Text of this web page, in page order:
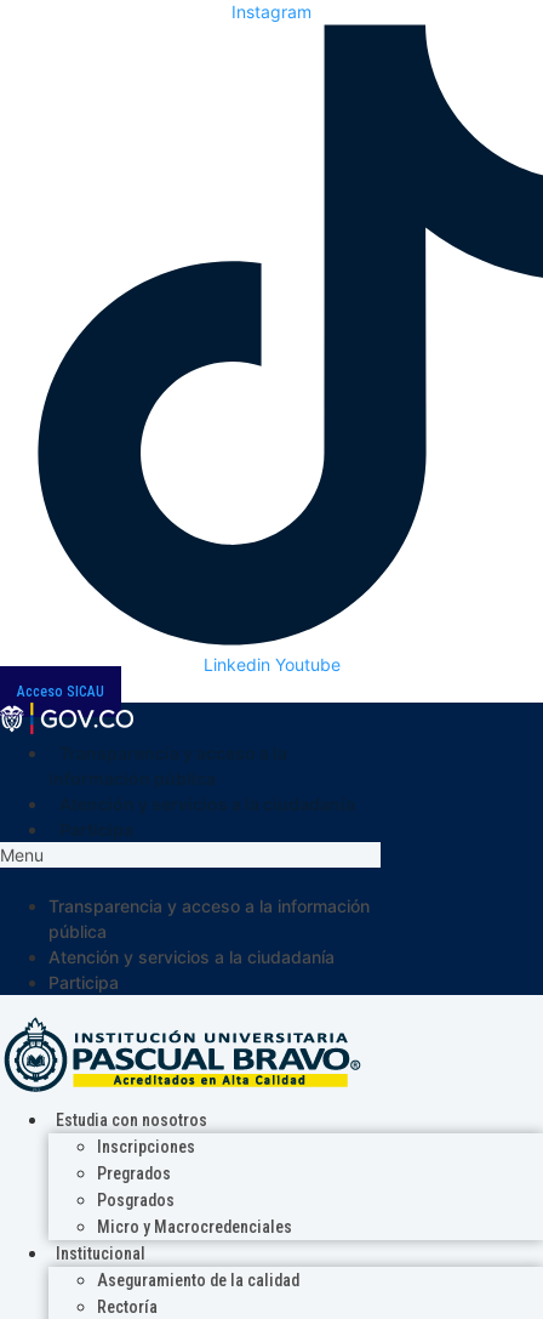
Instagram
Linkedin Youtube
Acceso SICAU
Menu
Transparencia y acceso a la información
pública
Atención y servicios a la ciudadanía
Participa
Estudia con nosotros
Inscripciones
Pregrados
Posgrados
Micro y Macrocredenciales
Institucional
Aseguramiento de la calidad
Rectoría